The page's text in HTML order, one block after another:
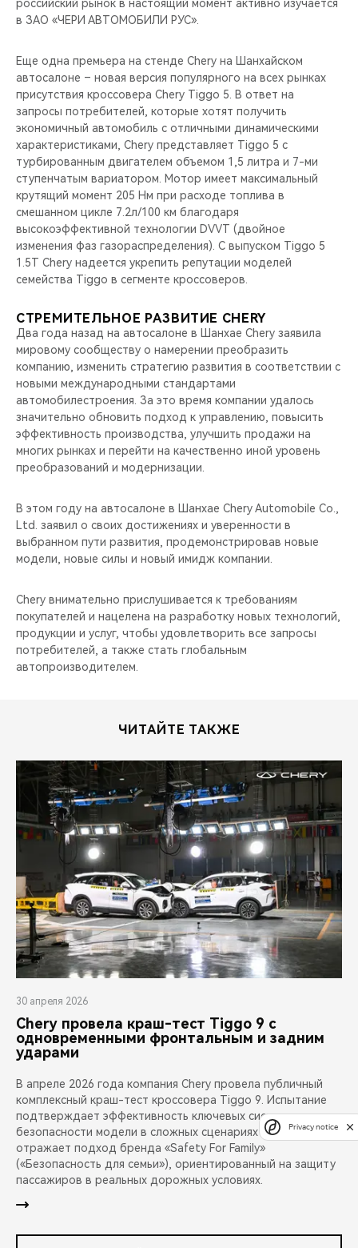
российский рынок в настоящий момент активно изучается
в ЗАО «ЧЕРИ АВТОМОБИЛИ РУС».
Еще одна премьера на стенде Chery на Шанхайском
автосалоне – новая версия популярного на всех рынках
присутствия кроссовера Chery Tiggo 5. В ответ на
запросы потребителей, которые хотят получить
экономичный автомобиль с отличными динамическими
характеристиками, Chery представляет Tiggo 5 с
турбированным двигателем объемом 1,5 литра и 7-ми
ступенчатым вариатором. Мотор имеет максимальный
крутящий момент 205 Нм при расходе топлива в
смешанном цикле 7.2л/100 км благодаря
высокоэффективной технологии DVVT (двойное
изменения фаз газораспределения). С выпуском Tiggo 5
1.5T Chery надеется укрепить репутации моделей
семейства Tiggo в сегменте кроссоверов.
СТРЕМИТЕЛЬНОЕ РАЗВИТИЕ CHERY
Два года назад на автосалоне в Шанхае Chery заявила
мировому сообществу о намерении преобразить
компанию, изменить стратегию развития в соответствии с
новыми международными стандартами
автомобилестроения. За это время компании удалось
значительно обновить подход к управлению, повысить
эффективность производства, улучшить продажи на
многих рынках и перейти на качественно иной уровень
преобразований и модернизации.
В этом году на автосалоне в Шанхае Chery Automobile Co.,
Ltd. заявил о своих достижениях и уверенности в
выбранном пути развития, продемонстрировав новые
модели, новые силы и новый имидж компании.
Chery внимательно прислушивается к требованиям
покупателей и нацелена на разработку новых технологий,
продукции и услуг, чтобы удовлетворить все запросы
потребителей, а также стать глобальным
автопроизводителем.
ЧИТАЙТЕ ТАКЖЕ
30 апреля 2026
Chery провела краш-тест Tiggo 9 с
одновременными фронтальным и задним
ударами
В апреле 2026 года компания Chery провела публичный
комплексный краш-тест кроссовера Tiggo 9. Испытание
подтверждает эффективность ключевых систем
безопасности модели в сложных сценариях аварий и
отражает подход бренда «Safety For Family»
(«Безопасность для семьи»), ориентированный на защиту
пассажиров в реальных дорожных условиях.
Privacy notice